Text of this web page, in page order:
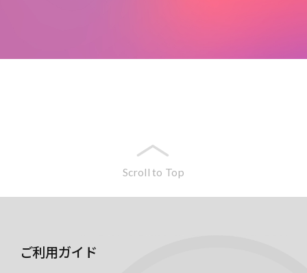
Scroll to Top
ご利用ガイド